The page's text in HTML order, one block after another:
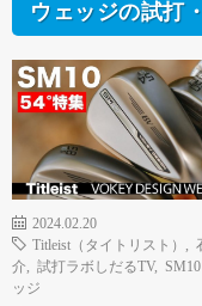
ウェッジの試打
2024.02.20
Titleist（タイトリスト）
介
試打ラボしだるTV,
ッジ